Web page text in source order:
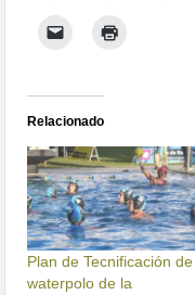
Relacionado
Plan de Tecnificación de
waterpolo de la